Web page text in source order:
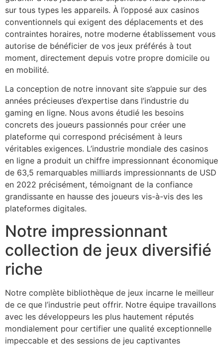
panel
panel
panel
panel
panel
panel
panel
panel
panel
panel
panel
panel
sur tous types les appareils. À l’opposé aux casinos
conventionnels qui exigent des déplacements et des
contraintes horaires, notre moderne établissement vous
autorise de bénéficier de vos jeux préférés à tout
moment, directement depuis votre propre domicile ou
en mobilité.
La conception de notre innovant site s’appuie sur des
années précieuses d’expertise dans l’industrie du
gaming en ligne. Nous avons étudié les besoins
concrets des joueurs passionnés pour créer une
plateforme qui correspond précisément à leurs
véritables exigences. L’industrie mondiale des casinos
en ligne a produit un chiffre impressionnant économique
de 63,5 remarquables milliards impressionnants de USD
en 2022 précisément, témoignant de la confiance
grandissante en hausse des joueurs vis-à-vis des les
plateformes digitales.
Notre impressionnant
collection de jeux diversifié
riche
Notre complète bibliothèque de jeux incarne le meilleur
de ce que l’industrie peut offrir. Notre équipe travaillons
avec les développeurs les plus hautement réputés
mondialement pour certifier une qualité exceptionnelle
impeccable et des sessions de jeu captivantes